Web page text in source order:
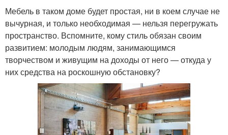
Мебель в таком доме будет простая, ни в коем случае не
вычурная, и только необходимая — нельзя перегружать
пространство. Вспомните, кому стиль обязан своим
развитием: молодым людям, занимающимся
творчеством и живущим на доходы от него — откуда у
них средства на роскошную обстановку?